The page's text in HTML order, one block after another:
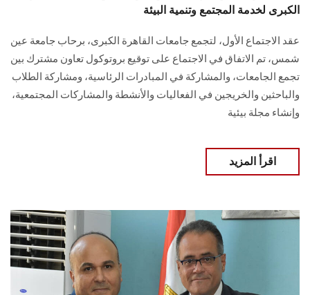
الكبرى لخدمة المجتمع وتنمية البيئة
عقد الاجتماع الأول، لتجمع جامعات القاهرة الكبرى، برحاب جامعة عين
شمس، تم الاتفاق في الاجتماع على توقيع بروتوكول تعاون مشترك بين
تجمع الجامعات، والمشاركة في المبادرات الرئاسية، ومشاركة الطلاب
والباحثين والخريجين في الفعاليات والأنشطة والمشاركات المجتمعية،
وإنشاء مجلة بيئية
اقرأ المزيد